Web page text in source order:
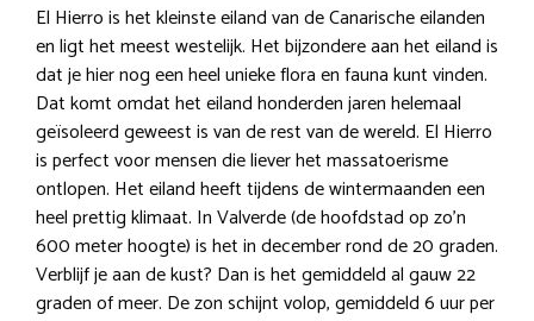
El Hierro is het kleinste eiland van de Canarische eilanden
en ligt het meest westelijk. Het bijzondere aan het eiland is
dat je hier nog een heel unieke flora en fauna kunt vinden.
Dat komt omdat het eiland honderden jaren helemaal
geïsoleerd geweest is van de rest van de wereld. El Hierro
is perfect voor mensen die liever het massatoerisme
ontlopen. Het eiland heeft tijdens de wintermaanden een
heel prettig klimaat. In Valverde (de hoofdstad op zo’n
600 meter hoogte) is het in december rond de 20 graden.
Verblijf je aan de kust? Dan is het gemiddeld al gauw 22
graden of meer. De zon schijnt volop, gemiddeld 6 uur per